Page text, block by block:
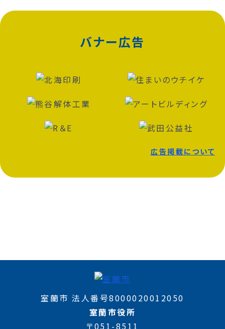
バナー広告
広告掲載について
室蘭市 法人番号8000020012050
室蘭市役所
〒051-8511